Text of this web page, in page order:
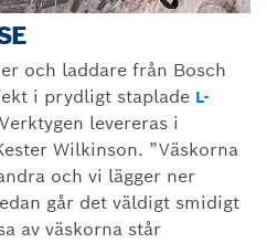
och laddare från Bosch
i prydligt staplade L-
levereras i
Wilkinson. ”Väskorna
och vi lägger ner
går det väldigt smidigt
av väskorna står